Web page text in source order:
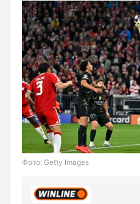
Фото: Getty Images